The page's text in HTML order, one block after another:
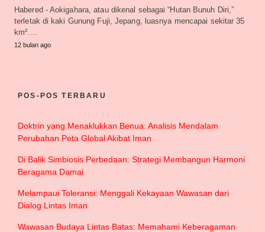
Habered - Aokigahara, atau dikenal sebagai “Hutan Bunuh Diri,”
terletak di kaki Gunung Fuji, Jepang, luasnya mencapai sekitar 35
km².…
12 bulan ago
POS-POS TERBARU
Doktrin yang Menaklukkan Benua: Analisis Mendalam
Perubahan Peta Global Akibat Iman
Di Balik Simbiosis Perbedaan: Strategi Membangun Harmoni
Beragama Damai
Melampaui Toleransi: Menggali Kekayaan Wawasan dari
Dialog Lintas Iman
Wawasan Budaya Lintas Batas: Memahami Keberagaman